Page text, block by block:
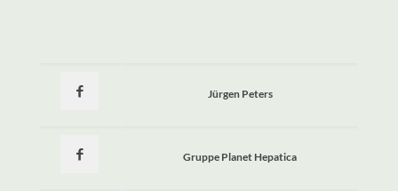
Jürgen Peters
Gruppe Planet Hepatica